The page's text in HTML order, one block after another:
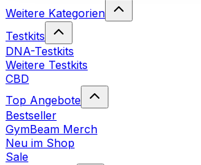
Weitere Kategorien
Testkits
DNA-Testkits
Weitere Testkits
CBD
Top Angebote
Bestseller
GymBeam Merch
Neu im Shop
Sale